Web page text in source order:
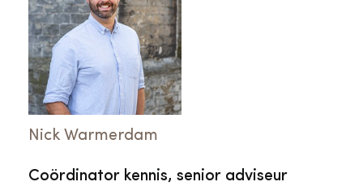
Nick Warmerdam
Coördinator kennis, senior adviseur